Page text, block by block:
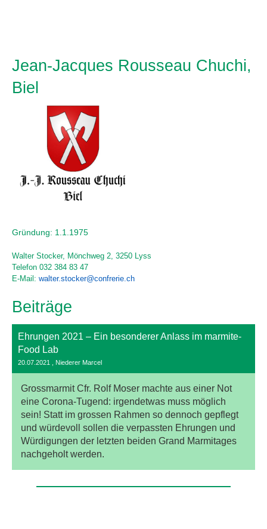
Jean-Jacques Rousseau Chuchi,
Biel
Gründung: 1.1.1975
Walter Stocker, Mönchweg 2, 3250 Lyss
Telefon 032 384 83 47
E-Mail: walter.stocker@confrerie.ch
Beiträge
Ehrungen 2021 – Ein besonderer Anlass im marmite-
Food Lab
20.07.2021 , Niederer Marcel
Grossmarmit Cfr. Rolf Moser machte aus einer Not
eine Corona-Tugend: irgendetwas muss möglich
sein! Statt im grossen Rahmen so dennoch gepflegt
und würdevoll sollen die verpassten Ehrungen und
Würdigungen der letzten beiden Grand Marmitages
nachgeholt werden.